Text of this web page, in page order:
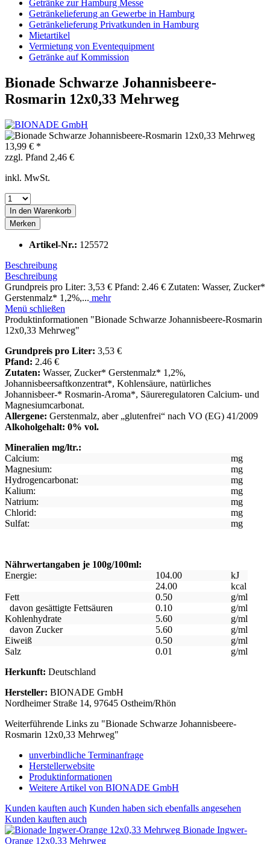
Getränke zur Hamburg Messe
Getränkelieferung an Gewerbe in Hamburg
Getränkelieferung Privatkunden in Hamburg
Mietartikel
Vermietung von Eventequipment
Getränke auf Kommission
Bionade Schwarze Johannisbeere-
Rosmarin 12x0,33 Mehrweg
13,99 € *
zzgl. Pfand 2,46 €
inkl. MwSt.
In den Warenkorb
Merken
Artikel-Nr.: 125572
Beschreibung
Beschreibung
Grundpreis pro Liter: 3,53 € Pfand: 2.46 € Zutaten: Wasser, Zucker*
Gerstenmalz* 1,2%,... mehr
Menü schließen
Produktinformationen "Bionade Schwarze Johannisbeere-Rosmarin
12x0,33 Mehrweg"
Grundpreis pro Liter: 3,53 €
Pfand: 2.46 €
Zutaten: Wasser, Zucker* Gerstenmalz* 1,2%,
Johannisbeersaftkonzentrat*, Kohlensäure, natürliches
Johannisbeer-* Rosmarin-Aroma*, Säureregulatoren Calcium- und
Magnesiumcarbonat.
Allergene: Gerstenmalz, aber „glutenfrei“ nach VO (EG) 41/2009
Alkoholgehalt: 0% vol.
Mineralien mg/ltr.:
Calcium:
mg
Magnesium:
mg
Hydrogencarbonat:
mg
Kalium:
mg
Natrium:
mg
Chlorid:
mg
Sulfat:
mg
Nährwertangaben je 100g/100ml:
Energie:
104.00
kJ
24.00
kcal
Fett
0.50
g/ml
davon gesättigte Fettsäuren
0.10
g/ml
Kohlenhydrate
5.60
g/ml
davon Zucker
5.60
g/ml
Eiweiß
0.50
g/ml
Salz
0.01
g/ml
Herkunft: Deutschland
Hersteller: BIONADE GmbH
Nordheimer Straße 14, 97645 Ostheim/Rhön
Weiterführende Links zu "Bionade Schwarze Johannisbeere-
Rosmarin 12x0,33 Mehrweg"
unverbindliche Terminanfrage
Herstellerwebsite
Produktinformationen
Weitere Artikel von BIONADE GmbH
Kunden kauften auch Kunden haben sich ebenfalls angesehen
Kunden kauften auch
Bionade Ingwer-
Orange 12x0,33 Mehrweg